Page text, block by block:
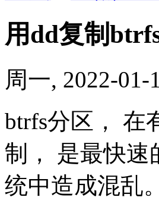
用dd复制
周一, 2022-
btrfs分区， 在
制， 是最快速
统中造成混乱。